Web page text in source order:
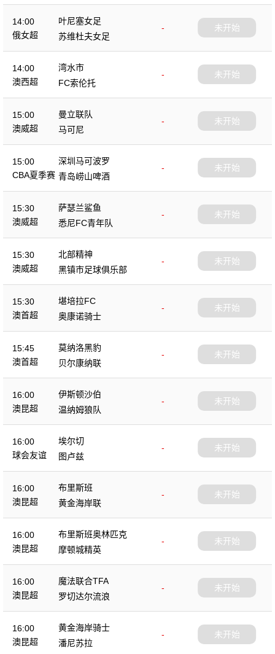
14:00
俄女超
叶尼塞女足
-
苏维杜夫女足
未开始
14:00
澳西超
湾水市
-
FC索伦托
未开始
15:00
澳威超
曼立联队
-
马可尼
未开始
15:00
CBA夏季赛
深圳马可波罗
-
青岛崂山啤酒
未开始
15:30
澳威超
萨瑟兰鲨鱼
-
悉尼FC青年队
未开始
15:30
澳威超
北部精神
-
黑镇市足球俱乐部
未开始
15:30
澳首超
堪培拉FC
-
奥康诺骑士
未开始
15:45
澳首超
莫纳洛黑豹
-
贝尔康纳联
未开始
16:00
澳昆超
伊斯顿沙伯
-
温纳姆狼队
未开始
16:00
球会友谊
埃尔切
-
图卢兹
未开始
16:00
澳昆超
布里斯班
-
黄金海岸联
未开始
16:00
澳昆超
布里斯班奥林匹克
-
摩顿城精英
未开始
16:00
澳昆超
魔法联合TFA
-
罗切达尔流浪
未开始
16:00
澳昆超
黄金海岸骑士
-
潘尼苏拉
未开始